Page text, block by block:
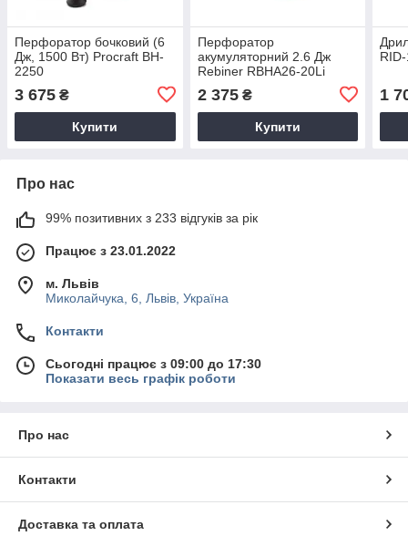
Перфоратор бочковий (6
Дж, 1500 Вт) Procraft BH-
2250
3 675 ₴
Купити
Перфоратор
акумуляторний 2.6 Дж
Rebiner RBHA26-20Li
безщітковий (без АКБ та
ЗП)
2 375₴
Купити
1
Про нас
99% позитивних з 233 відгуків за рік
Працює з 23.01.2022
м. Львів
Миколайчука, 6, Львів, Україна
Контакти
Сьогодні працює з 09:00 до 17:30
Показати весь графік роботи
Про нас
Контакти
Доставка та оплата